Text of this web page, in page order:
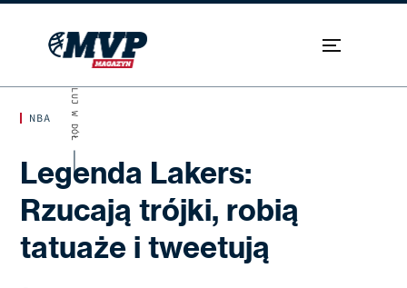
NBA
Legenda Lakers:
Rzucają trójki, robią
tatuaże i tweetują
SKROLUJ W DÓŁ